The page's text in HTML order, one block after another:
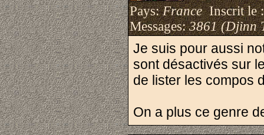
Pays:FranceInscrit le
Messages:3861 (Djinn
Je suis pour aussi
sont désactivés sur
de lister les compos
On a plus ce genre